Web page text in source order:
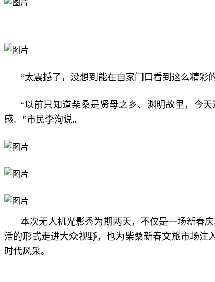
“太震撼了，没想到能在自家门口看到这么精彩
“以前只知道柴桑是贤母之乡、渊明故里，今
感。”市民李洵说。
本次无人机光影秀为期两天，不仅是一场新春
活的形式走进大众视野，也为柴桑新春文旅市场
时代风采。